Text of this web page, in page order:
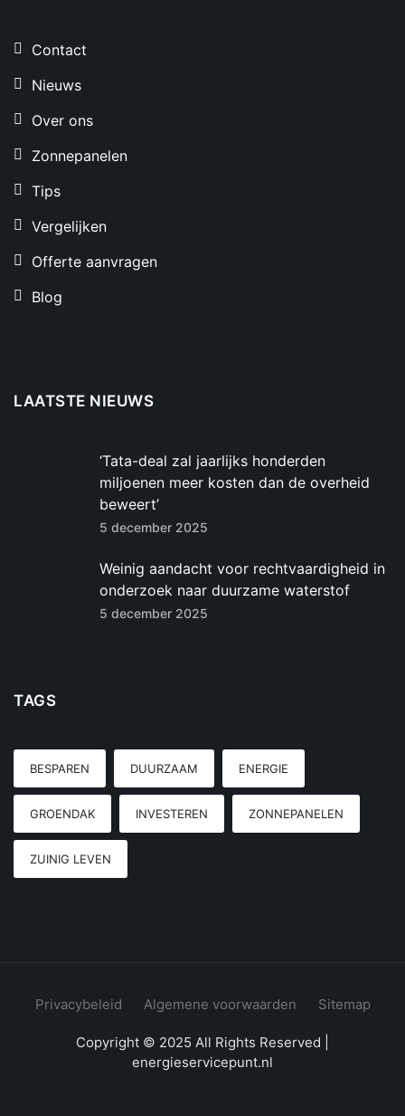
Contact
Nieuws
Over ons
Zonnepanelen
Tips
Vergelijken
Offerte aanvragen
Blog
LAATSTE NIEUWS
‘Tata-deal zal jaarlijks honderden
miljoenen meer kosten dan de overheid
beweert’
5 december 2025
Weinig aandacht voor rechtvaardigheid in
onderzoek naar duurzame waterstof
5 december 2025
TAGS
BESPAREN DUURZAAM ENERGIE
GROENDAK INVESTEREN ZONNEPANELEN
ZUINIG LEVEN
Privacybeleid Algemene voorwaarden Sitemap
Copyright © 2025 All Rights Reserved |
energieservicepunt.nl